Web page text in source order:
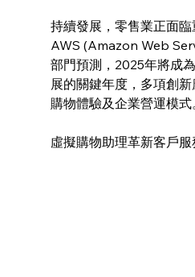
持續發展，零售業正面
AWS (Amazon Web
部門預測，2025年將成
展的關鍵年度，多項創
購物體驗及企業營運模式
虛擬購物助理革新客戶服